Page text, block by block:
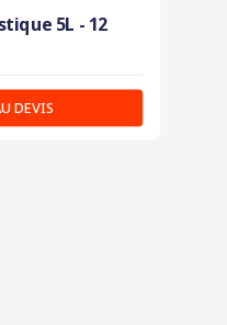
5L - 12
DEVIS